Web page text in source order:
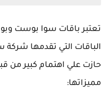
تعتبر باقات سوا بوست
الباقات التي تقدمها شركة
مميزاتها: